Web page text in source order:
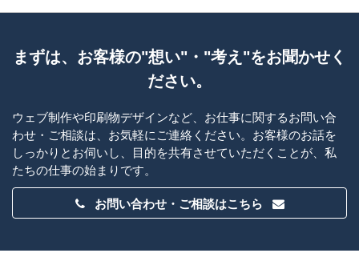
まずは、お客様の"想い"・"考え"をお聞かせく
ださい。
ウェブ制作や印刷物デザインなど、お仕事に関するお問い合
わせ・ご相談は、お気軽にご連絡ください。お客様のお話を
しっかりとお伺いし、目的を共有させていただくことが、私
たちの仕事の始まりです。
お問い合わせ・ご相談はこちら